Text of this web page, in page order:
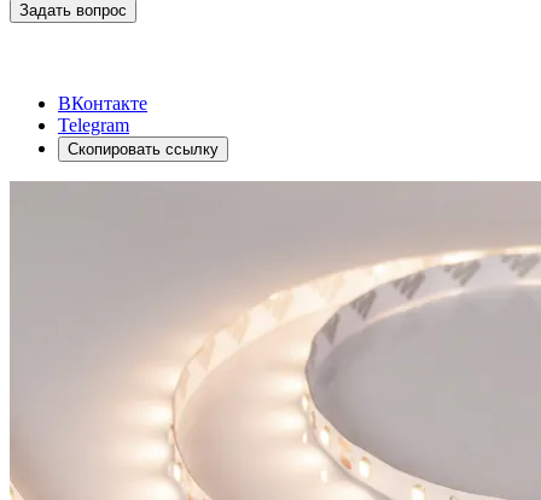
Задать вопрос
ВКонтакте
Telegram
Скопировать ссылку